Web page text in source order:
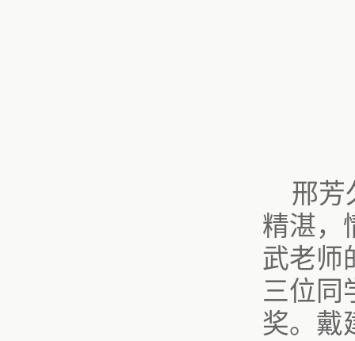
邢芳
精湛，
武老师
三位同
奖。 戴